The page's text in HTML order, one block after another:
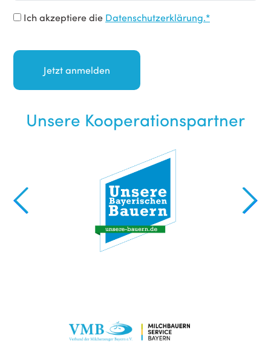
Ich akzeptiere die Datenschutzerklärung.*
Unsere Kooperationspartner